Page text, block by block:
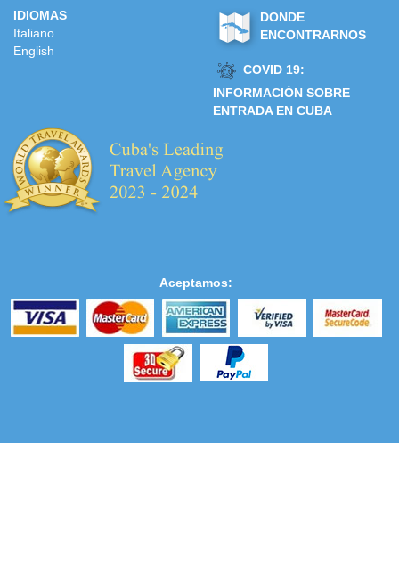
IDIOMAS
Italiano
English
DONDE
ENCONTRARNOS
COVID 19:
INFORMACIÓN SOBRE
ENTRADA EN CUBA
Aceptamos: